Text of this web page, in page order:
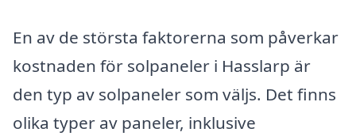
En av de största faktorerna som påverkar
kostnaden för solpaneler i Hasslarp är
den typ av solpaneler som väljs. Det finns
olika typer av paneler, inklusive